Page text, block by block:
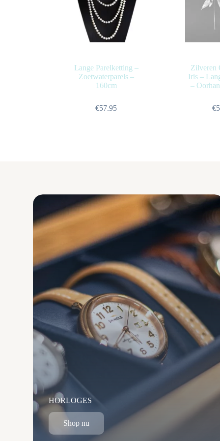
Lange Parelketting –
Zoetwaterparels –
160cm
€57.95
Zilveren
Iris –
–
€
HORLOGES
Shop nu